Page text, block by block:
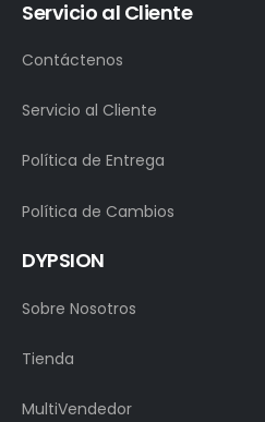
Servicio al Cliente
Contáctenos
Servicio al Cliente
Política de Entrega
Política de Cambios
DYPSION
Sobre Nosotros
Tienda
MultiVendedor